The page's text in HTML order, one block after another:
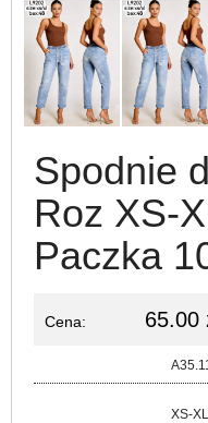
Spodnie
Roz XS-
Paczka
Cena: 65.00
XS-XL